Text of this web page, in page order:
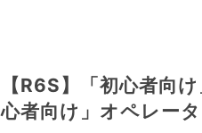
【R6S】「初心者向
心者向け」オペレー